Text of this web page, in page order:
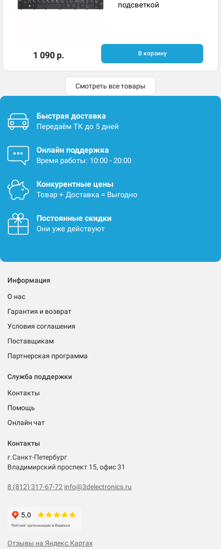
подсветкой
1 090 р. В корзину
Смотреть все товары
Быстрая доставка
Передаём ТК до 5 дней
Онлайн поддержка
Время работы: 10:00 - 20:00
Конкурентные цены
Товар + Доставка = Выгодно
Постоянные скидки
Они уже действуют
Информация
О нас
Гарантия и возврат
Условия соглашения
Поставщикам
Партнерская программа
Служба поддержки
Контакты
Помощь
Онлайн чат
Контакты
г.Санкт-Петербург
Владимирский проспект 15, офис 31
8 (812) 317-67-72 info@3delectronics.ru
Отзывы на Яндекс.Картах